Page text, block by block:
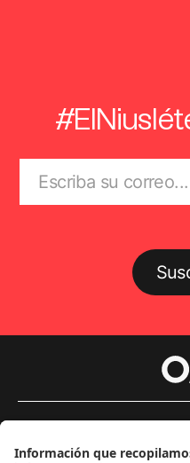
Género